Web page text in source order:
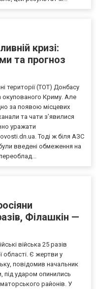
кризі:
та прогноз
території (ТОТ) Донбасу
окупованого Криму. Але
за появою місцевих
та чати з’явилися
уражати
Тоді ж біля АЗС
введені обмеження на
Філашкін —
війська 25 разів
області. Є жертви у
повідомив начальник
під ударом опинились
районів. У